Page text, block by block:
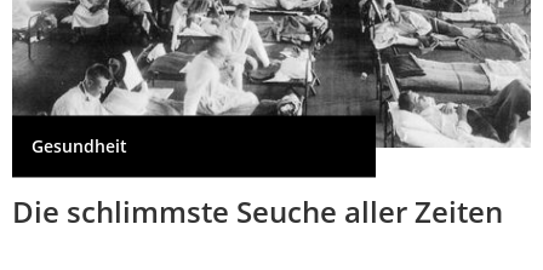
Gesundheit
Die schlimmste Seuche aller Zeiten